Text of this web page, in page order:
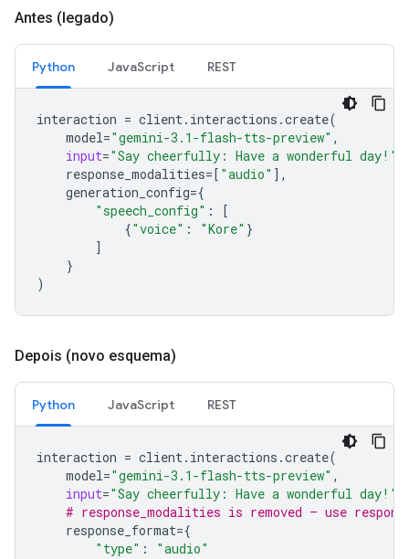
Antes (legado)
Python JavaScript REST
interaction = client. interactions .create(
model="gemini-3.1-flash-tts-preview" ,
input="Say cheerfully: Have a wonderful day!"
response_modalities=[ "audio" ],
generation_config={
"speech_config" :
[
{"voice" : "Kore" }
]
}
)
Depois (novo esquema)
Python JavaScript REST
interaction = client. interactions .create(
model="gemini-3.1-flash-tts-preview" ,
input="Say cheerfully: Have a wonderful day!"
# response_modalities is removed — use
response_format={
"type" :
"audio"